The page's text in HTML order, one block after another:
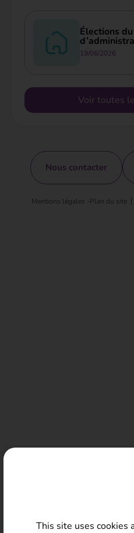
Voir toutes
Élections
19/06/2026
Nous contacter
Mentions légales - Plan du site
This site uses cookies